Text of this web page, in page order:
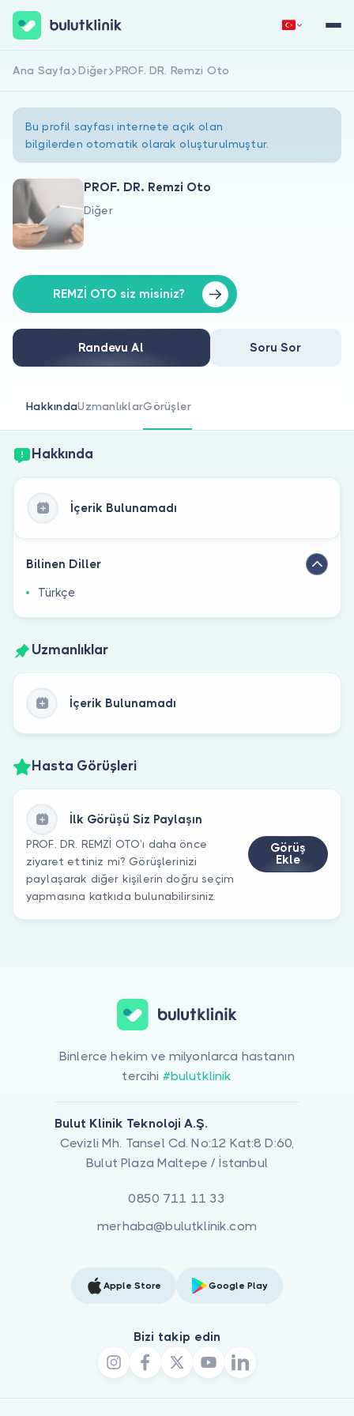
Hakkımızda
Doktorlar için
Doktor musunuz?
Hemen Kaydol
Ana Sayfa Diğer PROF. DR. Remzi Oto
Bu profil sayfası internete açık olan
bilgilerden otomatik olarak oluşturulmuştur.
PROF. DR. Remzi Oto
Diğer
REMZİ OTO siz misiniz?
Randevu Al Soru Sor
HakkındaUzmanlıklarGörüşler
Hakkında
İçerik Bulunamadı
Bilinen Diller
Türkçe
Uzmanlıklar
İçerik Bulunamadı
Hasta Görüşleri
İlk Görüşü Siz Paylaşın
PROF. DR. REMZİ OTO’ı daha önce
ziyaret ettiniz mi? Görüşlerinizi
paylaşarak diğer kişilerin doğru seçim
yapmasına katkıda bulunabilirsiniz.
Görüş
Ekle
Binlerce hekim ve milyonlarca hastanın
tercihi #bulutklinik
Bulut Klinik Teknoloji A.Ş.
Cevizli Mh. Tansel Cd. No:12 Kat:8 D:60,
Bulut Plaza Maltepe / İstanbul
0850 711 11 33
merhaba@bulutklinik.com
Apple Store Google Play
Bizi takip edin